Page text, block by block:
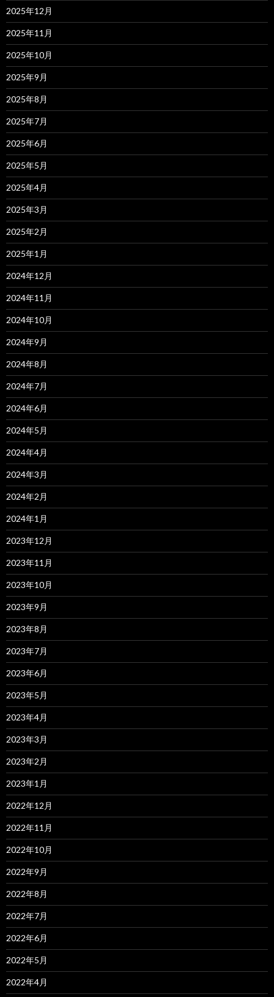
2025年12月
2025年11月
2025年10月
2025年9月
2025年8月
2025年7月
2025年6月
2025年5月
2025年4月
2025年3月
2025年2月
2025年1月
2024年12月
2024年11月
2024年10月
2024年9月
2024年8月
2024年7月
2024年6月
2024年5月
2024年4月
2024年3月
2024年2月
2024年1月
2023年12月
2023年11月
2023年10月
2023年9月
2023年8月
2023年7月
2023年6月
2023年5月
2023年4月
2023年3月
2023年2月
2023年1月
2022年12月
2022年11月
2022年10月
2022年9月
2022年8月
2022年7月
2022年6月
2022年5月
2022年4月